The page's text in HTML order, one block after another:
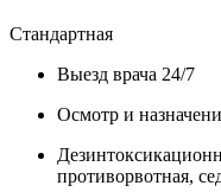
Стандартная
Выезд врача 24/7
Осмотр и
противорвотная,